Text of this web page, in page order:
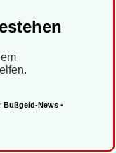
Bußgeld-News •